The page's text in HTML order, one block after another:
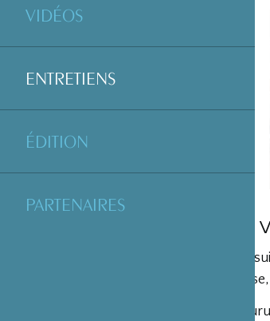
VIDÉOS
ENTRETIENS
ÉDITION
PARTENAIRES
POUVEZ-VOUS
J’ai commencé par
à l’image de
Après avoir